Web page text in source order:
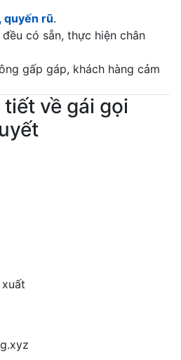
quyến rũ.
có sẵn, thực hiện chân
gấp gáp, khách hàng cảm
về gái gọi